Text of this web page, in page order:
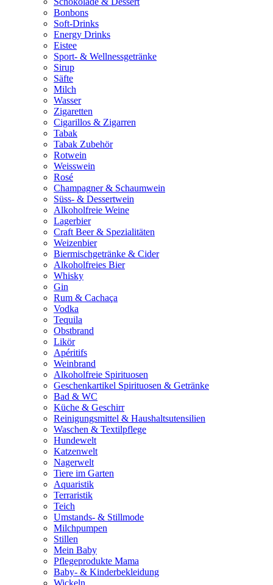
Bonbons
Soft-Drinks
Energy Drinks
Eistee
Sport- & Wellnessgetränke
Sirup
Säfte
Milch
Wasser
Zigaretten
Cigarillos & Zigarren
Tabak
Tabak Zubehör
Rotwein
Weisswein
Rosé
Champagner & Schaumwein
Süss- & Dessertwein
Alkoholfreie Weine
Lagerbier
Craft Beer & Spezialitäten
Weizenbier
Biermischgetränke & Cider
Alkoholfreies Bier
Whisky
Gin
Rum & Cachaça
Vodka
Tequila
Obstbrand
Likör
Apéritifs
Weinbrand
Alkoholfreie Spirituosen
Geschenkartikel Spirituosen & Getränke
Bad & WC
Küche & Geschirr
Reinigungsmittel & Haushaltsutensilien
Waschen & Textilpflege
Hundewelt
Katzenwelt
Nagerwelt
Tiere im Garten
Aquaristik
Terraristik
Teich
Umstands- & Stillmode
Milchpumpen
Stillen
Mein Baby
Pflegeprodukte Mama
Baby- & Kinderbekleidung
Wickeln